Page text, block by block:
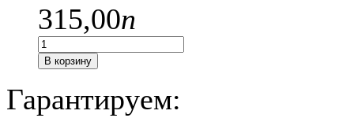
315,00п
В корзину
Гарантируем: